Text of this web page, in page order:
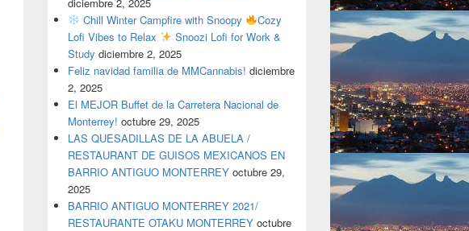
Chill Winter Campfire with Snoopy
Cozy
Lofi Vibes to Relax
Snoozi Lofi for Work &
Study diciembre 2, 2025
Feliz navidad familia de MMCannabis! diciembre
2, 2025
El MEJOR Buffet de la Carretera Nacional de
Monterrey! octubre 29, 2025
LAS QUESADILLAS DE LA ABUELA /
RESTAURANT DE GUISOS MEXICANOS EN
BARRIO ANTIGUO MONTERREY octubre 29,
2025
BARRIO ANTIGUO MONTERREY 2021/
RESTAURANTE OTAKU MONTERREY octubre